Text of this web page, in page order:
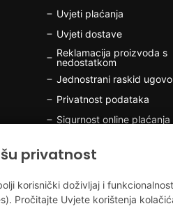
privatnost
korisnički doživljaj i
Pročitajte Uvjete korištenja
Uvjeti plaćanja
Uvjeti dostave
Reklamacija proizvoda s
nedostatkom
Jednostrani raskid
Privatnost podataka
Sigurnost online plaćanja